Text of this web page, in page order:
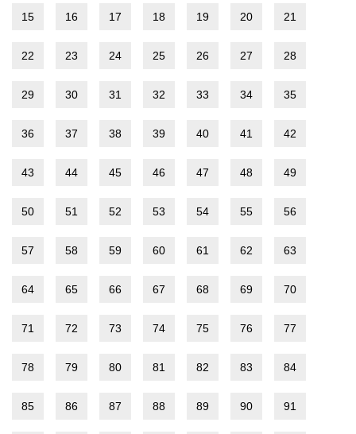
15 16 17 18 19 20 21
22 23 24 25 26 27 28
29 30 31 32 33 34 35
36 37 38 39 40 41 42
43 44 45 46 47 48 49
50 51 52 53 54 55 56
57 58 59 60 61 62 63
64 65 66 67 68 69 70
71 72 73 74 75 76 77
78 79 80 81 82 83 84
85 86 87 88 89 90 91